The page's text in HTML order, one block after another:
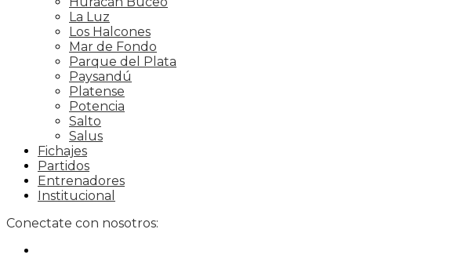
La Luz
Los Halcones
Mar de Fondo
Parque del Plata
Paysandú
Platense
Potencia
Salto
Salus
Fichajes
Partidos
Entrenadores
Institucional
Conectate con nosotros: